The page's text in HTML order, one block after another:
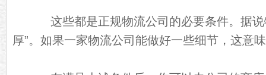
这些都是正规物流公司的必要条件。据说
厚”。如果一家物流公司能做好一些细节，这意